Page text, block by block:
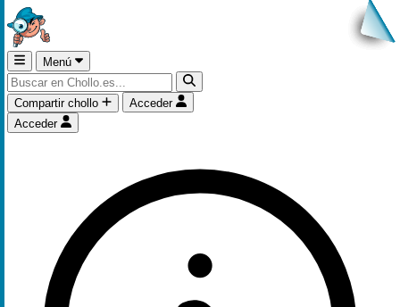
Menú
Compartir chollo
Acceder
Acceder